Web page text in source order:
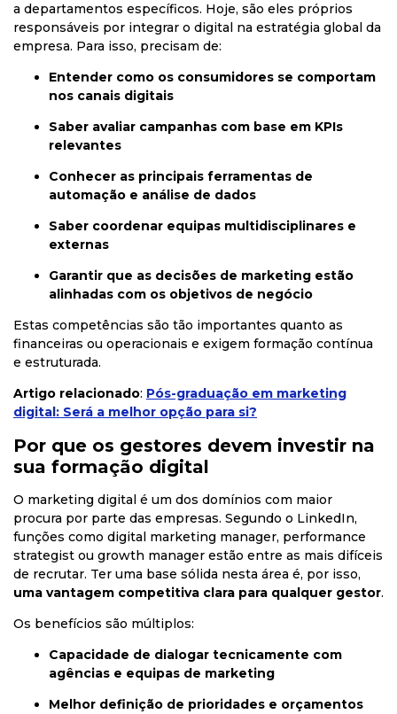
a departamentos específicos. Hoje, são eles próprios
responsáveis por integrar o digital na estratégia global da
empresa. Para isso, precisam de:
Entender como os consumidores se comportam
nos canais digitais
Saber avaliar campanhas com base em KPIs
relevantes
Conhecer as principais ferramentas de
automação e análise de dados
Saber coordenar equipas multidisciplinares e
externas
Garantir que as decisões de marketing estão
alinhadas com os objetivos de negócio
Estas competências são tão importantes quanto as
financeiras ou operacionais e exigem formação contínua
e estruturada.
Artigo relacionado: Pós-graduação em marketing
digital: Será a melhor opção para si?
Por que os gestores devem investir na
sua formação digital
O marketing digital é um dos domínios com maior
procura por parte das empresas. Segundo o LinkedIn,
funções como digital marketing manager, performance
strategist ou growth manager estão entre as mais difíceis
de recrutar. Ter uma base sólida nesta área é, por isso,
uma vantagem competitiva clara para qualquer gestor.
Os benefícios são múltiplos:
Capacidade de dialogar tecnicamente com
agências e equipas de marketing
Melhor definição de prioridades e orçamentos